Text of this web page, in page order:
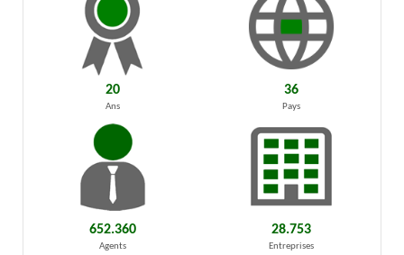
20
Ans
36
Pays
652.360
Agents
28.753
Entreprises